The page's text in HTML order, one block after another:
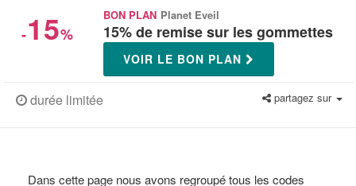
-15%
BON PLAN Planet Eveil
15% de remise sur les gommettes
VOIR LE BON PLAN
durée limitée partagez sur
Dans cette page nous avons regroupé tous les codes